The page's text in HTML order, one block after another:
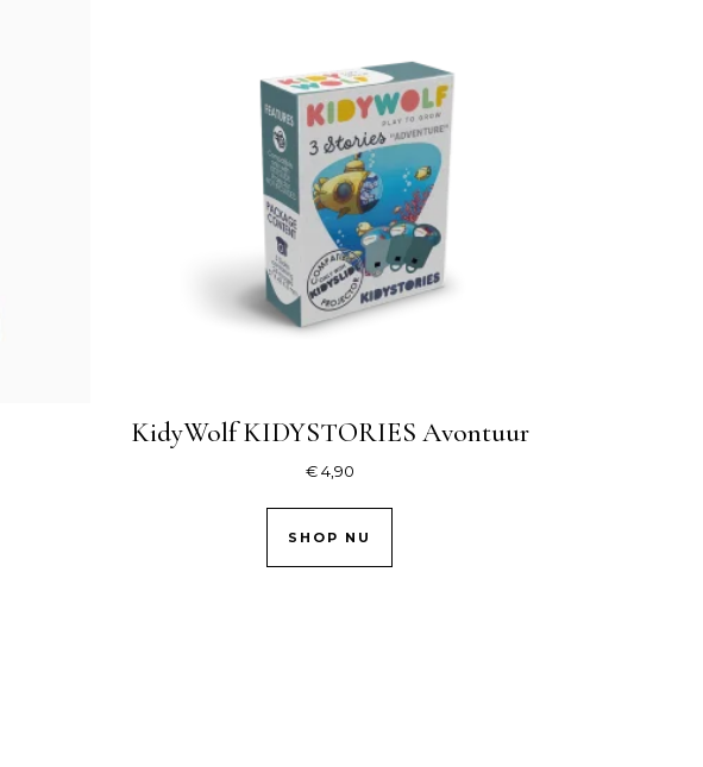
KidyWolf KIDYSTORIES Avontuur
€4,90
SHOP NU